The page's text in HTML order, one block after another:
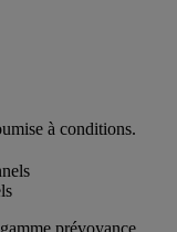
à conditions.
prévoyance